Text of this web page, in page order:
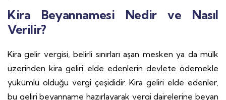
Kira Beyannamesi Nedir ve Nasıl
Verilir?
Kira gelir vergisi, belirli sınırları aşan mesken ya da mülk
üzerinden kira geliri elde edenlerin devlete ödemekle
yükümlü olduğu vergi çeşididir. Kira geliri elde edenler,
bu geliri beyanname hazırlayarak vergi dairelerine beyan